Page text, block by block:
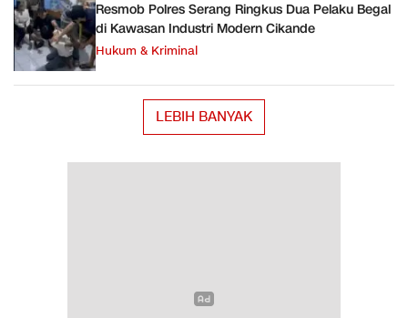
Resmob Polres Serang Ringkus Dua Pelaku Begal
di Kawasan Industri Modern Cikande
Hukum & Kriminal
LEBIH BANYAK